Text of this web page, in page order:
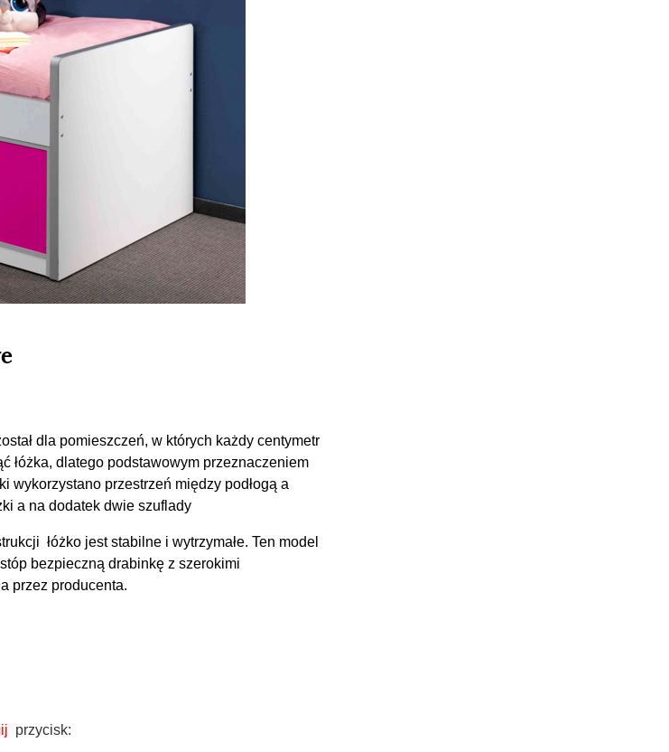
dla pomieszczeń, w których każdy centymetr
łóżka, dlatego podstawowym przeznaczeniem
przestrzeń między podłogą a
a na dodatek dwie szuflady
łóżko jest stabilne i wytrzymałe. Ten model
bezpieczną drabinkę z szerokimi
przez producenta.
przycisk: